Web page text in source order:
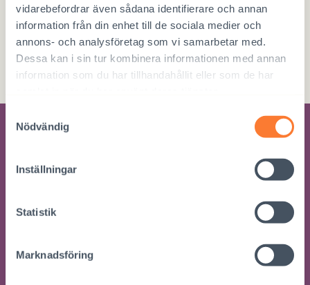
vidarebefordrar även sådana identifierare och annan
information från din enhet till de sociala medier och
annons- och analysföretag som vi samarbetar med.
Dessa kan i sin tur kombinera informationen med annan
information som du har tillhandahållit eller som de har
Nödvändig
Inställningar
Statistik
Marknadsföring
Donera direkt
FI76 5780 3820 0720 63
Beställ nyhetsbrev om Interpedias
BESTÄLL